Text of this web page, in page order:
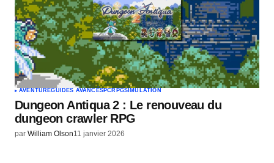
AVENTUREGUIDES AVANCÉSPC RPGSIMULATION
Dungeon Antiqua 2 : Le renouveau du
dungeon crawler RPG
par William Olson11 janvier 2026